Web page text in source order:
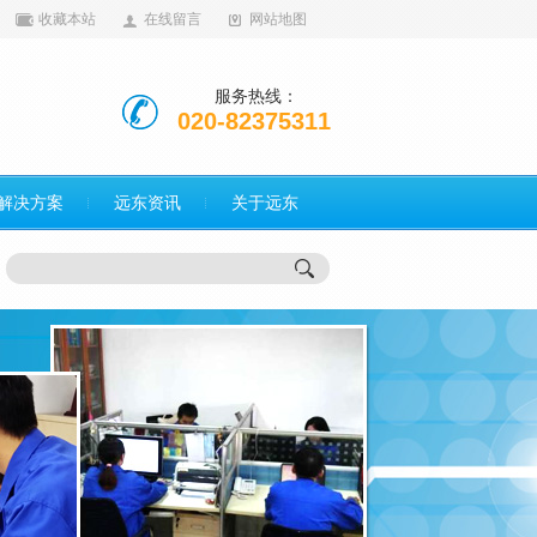
收藏本站 在线留言 网站地图
服务热线：
020-82375311
决方案 远东资讯 关于远东